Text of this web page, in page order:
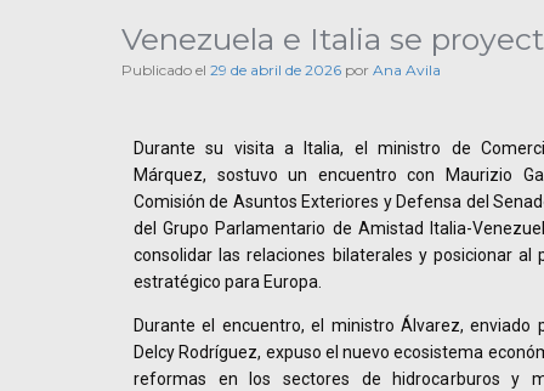
Venezuela e Italia se
Publicado el 29 de abril de 2026 por Ana Avila
Durante su visita a Italia, el ministro de
Márquez, sostuvo un encuentro con Maurizio
Comisión de Asuntos Exteriores y Defensa del
del Grupo Parlamentario de Amistad Italia-
consolidar las relaciones bilaterales y posicionar al
estratégico para Europa.
Durante el encuentro, el ministro Álvarez, enviado
Delcy Rodríguez, expuso el nuevo ecosistema
reformas en los sectores de hidrocarburos y